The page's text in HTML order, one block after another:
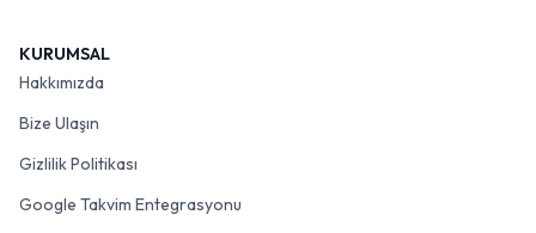
KURUMSAL
Hakkımızda
Bize Ulaşın
Gizlilik Politikası
Google Takvim Entegrasyonu